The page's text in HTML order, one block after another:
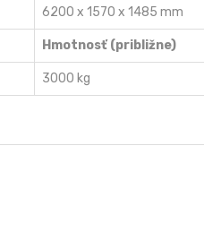
6200 x 1570 x 1485 mm
Hmotnosť (približne)
3000 kg